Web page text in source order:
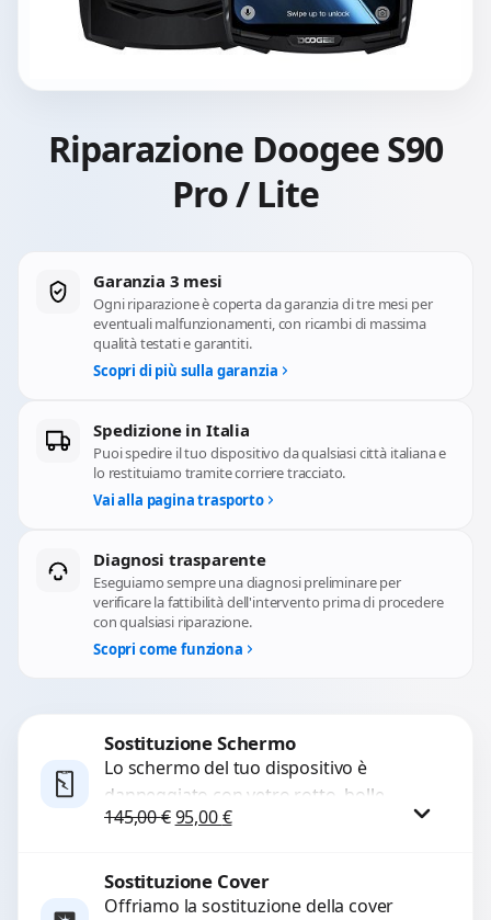
Riparazione Doogee S90
Pro / Lite
Garanzia 3 mesi
Ogni riparazione è coperta da garanzia di tre mesi per
eventuali malfunzionamenti, con ricambi di massima
qualità testati e garantiti.
Scopri di più sulla garanzia
Spedizione in Italia
Puoi spedire il tuo dispositivo da qualsiasi città italiana e
lo restituiamo tramite corriere tracciato.
Vai alla pagina trasporto
Diagnosi trasparente
Eseguiamo sempre una diagnosi preliminare per
verificare la fattibilità dell'intervento prima di procedere
con qualsiasi riparazione.
Scopri come funziona
Sostituzione Schermo
Lo schermo del tuo dispositivo è
danneggiato con vetro rotto, bolle,
macchie, schermo nero o pixel morti?
145,00€Il prezzo originale era: 145,00 €.
95,00€Il prezzo attuale è: 95,00 €.
Procedi
Sostituzione Cover
Offriamo la sostituzione della cover